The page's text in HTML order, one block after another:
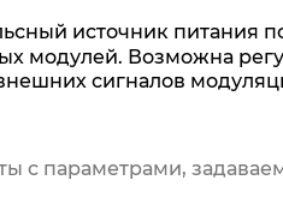
источник питания
модулей. Возможна
сигналов
с параметрами,